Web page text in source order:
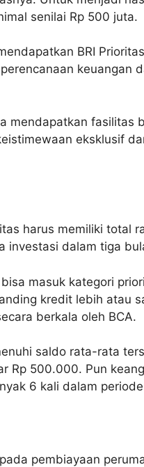
senilai Rp 500 juta.
BRI
keuangan
mendapatkan fasilitas
eksklusif
harus memiliki total
investasi dalam tiga
masuk kategori
kredit lebih atau
berkala oleh BCA.
saldo rata-rata
Rp 500.000. Pun
6 kali dalam
pembiayaan